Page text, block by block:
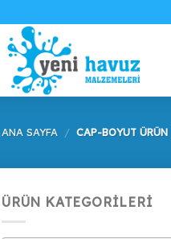
ANA SAYFA / CAP-BOYUT ÜRÜN
ÜRÜN KATEGORILERI